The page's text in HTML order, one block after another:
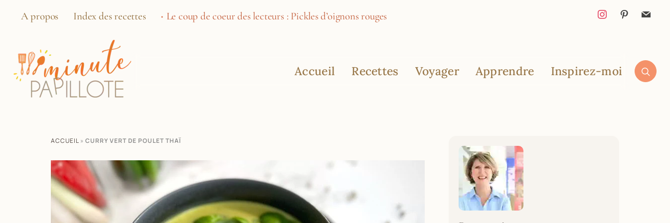
A propos Index des recettes Le coup de coeur des lecteurs : Pickles d’oignons rouges
Accueil Recettes Voyager Apprendre Inspirez-moi
ACCUEIL » CURRY VERT DE POULET THAÏ